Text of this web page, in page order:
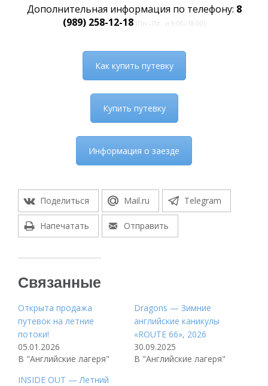
Дополнительная информация по телефону: 8
(989) 258-12-18 (Пн.–Пт. и 9:00–18:00)
Как купить путевку
Купить путевку
Информация о заезде
Поделиться Mail.ru Telegram
Напечатать Отправить
Связанные
Открыта продажа
путевок на летние
потоки!
05.01.2026
В "Английские лагеря"
Dragons — Зимние
английские каникулы
«ROUTE 66», 2026
30.09.2025
В "Английские лагеря"
INSIDE OUT — Летний